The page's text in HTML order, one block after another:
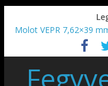
Molot VEPR 7,62×39
IDÉN IS INDUL:
illetve szakspecialista
IWA2026 – Puskák 1. rész
Ardesa Patriot